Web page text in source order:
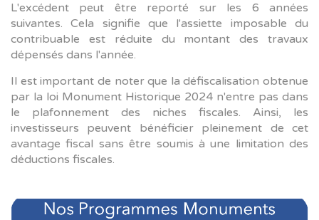
L'excédent peut être reporté sur les 6 années
suivantes. Cela signifie que l'assiette imposable du
contribuable est réduite du montant des travaux
dépensés dans l'année.
Il est important de noter que la défiscalisation obtenue
par la loi Monument Historique 2024 n'entre pas dans
le plafonnement des niches fiscales. Ainsi, les
investisseurs peuvent bénéficier pleinement de cet
avantage fiscal sans être soumis à une limitation des
déductions fiscales.